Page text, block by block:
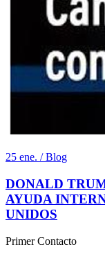
25 ene. / Blog
DONALD
AYUDA
UNIDOS
Primer Contacto